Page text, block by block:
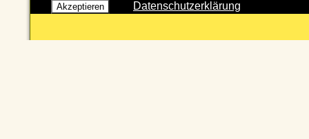
Akzeptieren Datenschutzerklärung